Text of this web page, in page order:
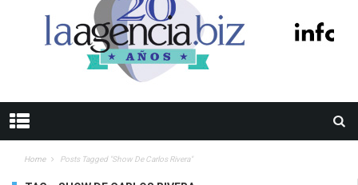
Home Posts Tagged "show De Carlos Rivera"